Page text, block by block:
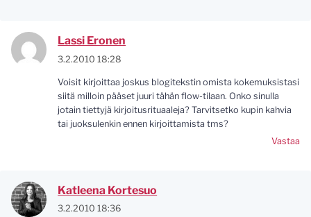
Lassi Eronen
3.2.2010 18:28
Voisit kirjoittaa joskus blogitekstin omista kokemuksistasi
siitä milloin pääset juuri tähän flow-tilaan. Onko sinulla
jotain tiettyjä kirjoitusrituaaleja? Tarvitsetko kupin kahvia
tai juoksulenkin ennen kirjoittamista tms?
Vastaa
Katleena Kortesuo
3.2.2010 18:36